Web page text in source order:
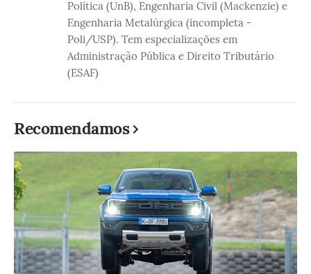
Política (UnB), Engenharia Civil (Mackenzie) e
Engenharia Metalúrgica (incompleta -
Poli/USP). Tem especializações em
Administração Pública e Direito Tributário
(ESAF)
Recomendamos